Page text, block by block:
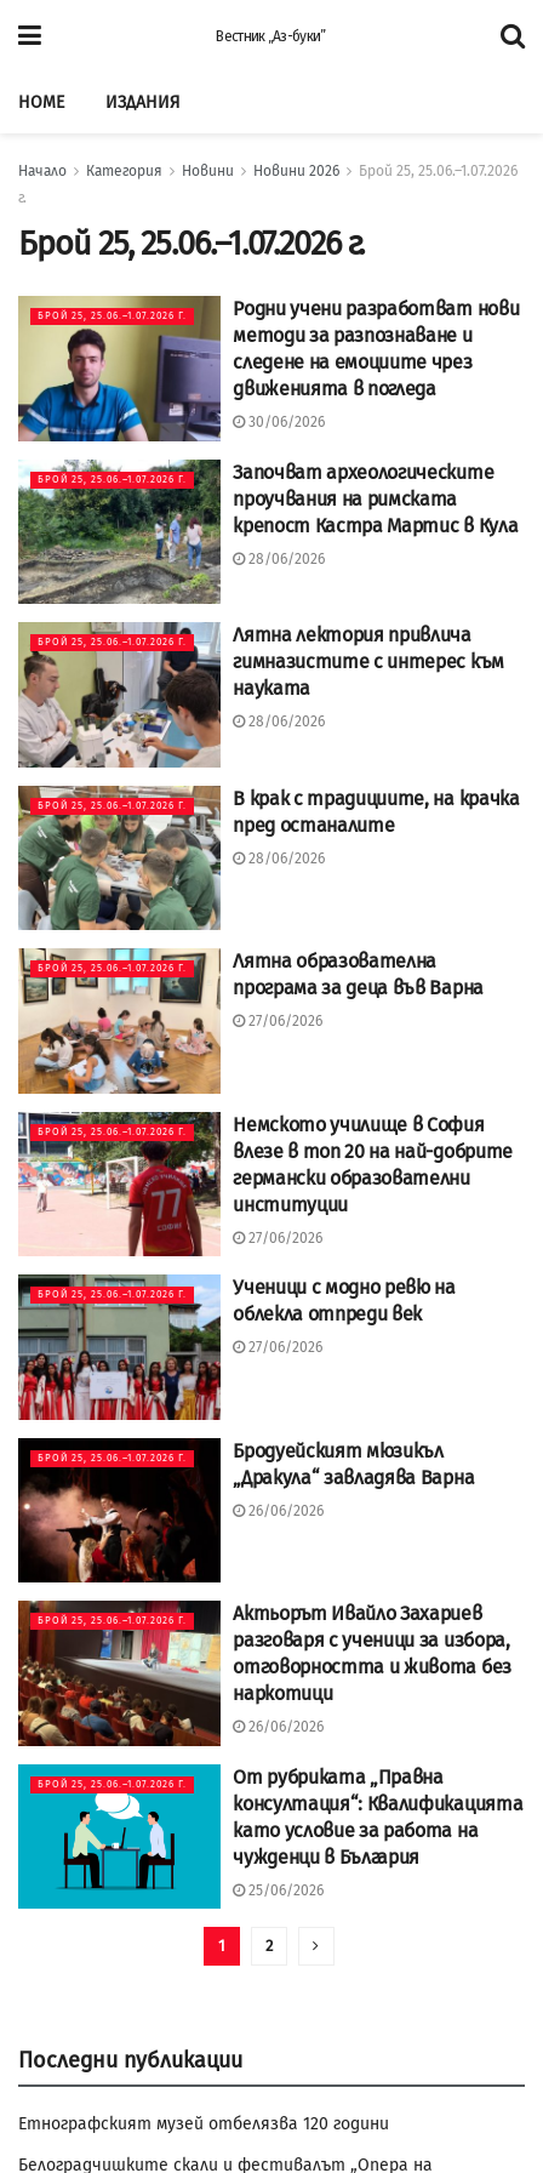
Вестник „Аз-буки”
HOME ИЗДАНИЯ
Начало Категория Новини Новини 2026
Брой 25, 25.06.–1.07.2026
г.
Брой 25, 25.06.–1.07.2026 г.
БРОЙ 25, 25.06.–1.07.2026 Г.
Родни учени разработват нови
методи за разпознаване и
следене на емоциите чрез
движенията в погледа
30/06/2026
БРОЙ 25, 25.06.–1.07.2026 Г.
Започват археологическите
проучвания на римската
крепост Кастра Мартис в Кула
28/06/2026
БРОЙ 25, 25.06.–1.07.2026 Г.
Лятна лектория привлича
гимназистите с интерес към
науката
28/06/2026
БРОЙ 25, 25.06.–1.07.2026 Г.
В крак с традициите, на крачка
пред останалите
28/06/2026
БРОЙ 25, 25.06.–1.07.2026 Г.
Лятна образователна
програма за деца във Варна
27/06/2026
БРОЙ 25, 25.06.–1.07.2026 Г.
Немското училище в София
влезе в топ 20 на най-добрите
германски образователни
институции
27/06/2026
БРОЙ 25, 25.06.–1.07.2026 Г.
Ученици с модно ревю на
облекла отпреди век
27/06/2026
БРОЙ 25, 25.06.–1.07.2026 Г.
Бродуейският мюзикъл
„Дракула“ завладява Варна
26/06/2026
БРОЙ 25, 25.06.–1.07.2026 Г.
Актьорът Ивайло Захариев
разговаря с ученици за избора,
отговорността и живота без
наркотици
26/06/2026
БРОЙ 25, 25.06.–1.07.2026 Г.
От рубриката „Правна
консултация“: Квалификацията
като условие за работа на
чужденци в България
25/06/2026
1 2
Последни публикации
Етнографският музей отбелязва 120 години
Белоградчишките скали и фестивалът „Опера на